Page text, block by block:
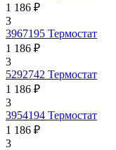
1 186 ₽
3
3967195 Термостат
1 186 ₽
3
5292742 Термостат
1 186 ₽
3
3954194 Термостат
1 186 ₽
3